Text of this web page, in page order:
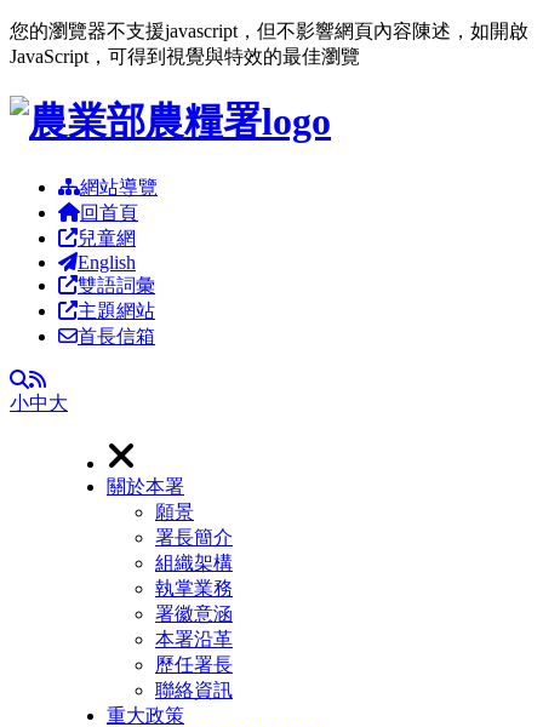
您的瀏覽器不支援javascript，但不影響網頁內容陳述，如開啟
JavaScript，可得到視覺與特效的最佳瀏覽
跳到主要內容區塊
網站導覽
回首頁
兒童網
English
雙語詞彙
主題網站
首長信箱
全文檢索
RSS
小中大
關於本署
願景
署長簡介
組織架構
執掌業務
署徽意涵
本署沿革
歷任署長
聯絡資訊
重大政策